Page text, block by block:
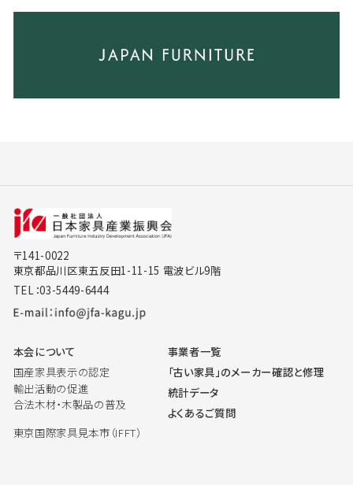
〒141-0022
東京都品川区東五反田1-11-15 電波ビル9階
TEL：03-5449-6444
本会について
国産家具表示の認定
輸出活動の促進
合法木材・木製品の普及
東京国際家具見本市（IFFT）
事業者一覧
「古い家具」のメーカー確認と修理
統計データ
よくあるご質問